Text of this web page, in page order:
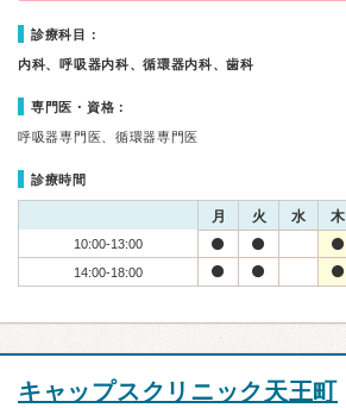
診療科目：
内科、呼吸器内科、循環器内科、歯科
専門医・資格：
呼吸器専門医、循環器専門医
診療時間
月 火 水 木
10:00-13:00
14:00-18:00
キャップスクリニック天王町